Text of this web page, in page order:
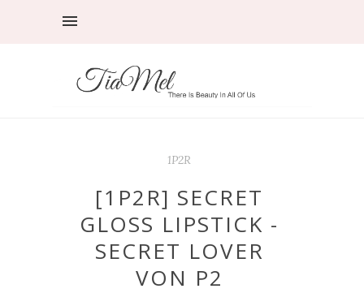
1P2R
[1P2R] SECRET
GLOSS LIPSTICK -
SECRET LOVER
VON P2